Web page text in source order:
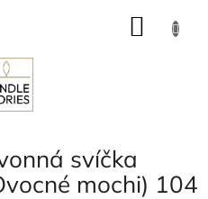
svíčka
mochi) 104